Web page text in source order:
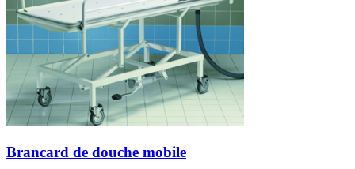
Brancard de douche mobile